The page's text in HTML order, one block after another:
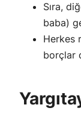
Sıra,
baba)
Herkes
borçlar